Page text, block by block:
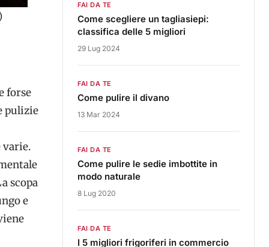
forse
pulizie
varie.
scopa
e
FAI DA TE
Come scegliere un tagliasiepi:
classifica delle 5 migliori
29 Lug 2024
FAI DA TE
Come pulire il divano
13 Mar 2024
FAI DA TE
Come pulire le sedie imbottite in
modo naturale
8 Lug 2020
FAI DA TE
I 5 migliori frigoriferi in commercio